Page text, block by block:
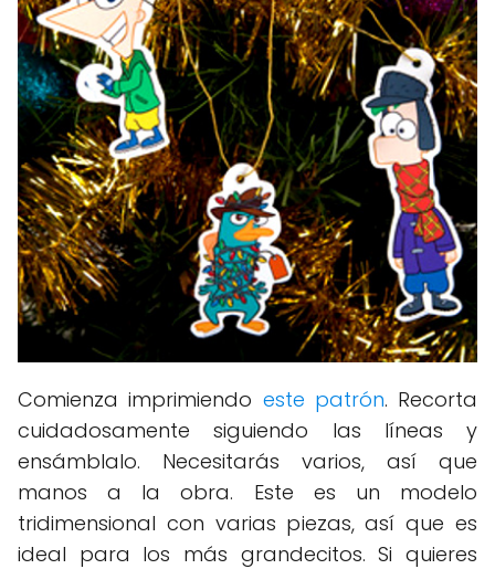
Comienza imprimiendo este patrón. Recorta
cuidadosamente siguiendo las líneas y
ensámblalo. Necesitarás varios, así que
manos a la obra. Este es un modelo
tridimensional con varias piezas, así que es
ideal para los más grandecitos. Si quieres